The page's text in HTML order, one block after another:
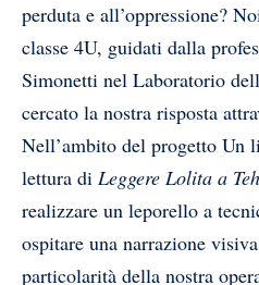
perduta e all’oppressione?
classe 4U, guidati dalla
Simonetti nel Laboratorio
cercato la nostra risposta
Nell’ambito del progetto Un
lettura di Leggere Lolita a
realizzare un leporello a
ospitare una narrazione
particolarità della nostra